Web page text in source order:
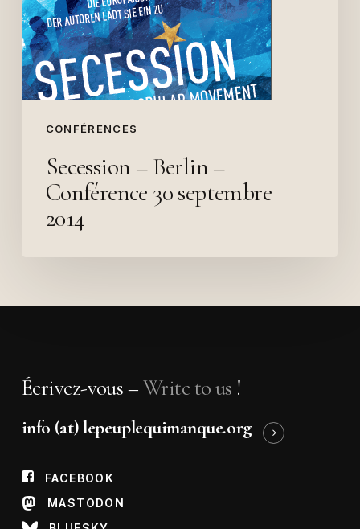
CONFÉRENCES
Secession – Berlin –
Conférence 30 septembre
2014
Écrivez-vous –Write to us !
info (at) lepeuplequimanque.org
FACEBOOK
MASTODON